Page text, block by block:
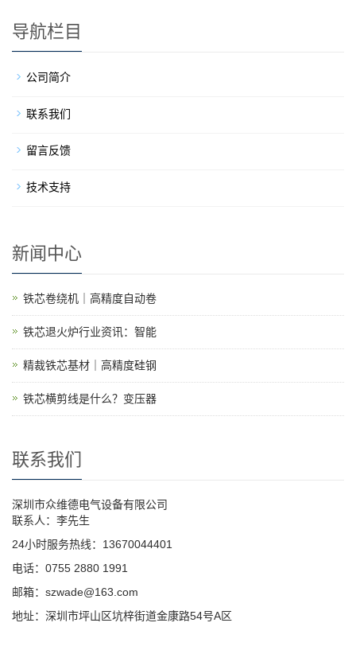
导航栏目
公司简介
联系我们
留言反馈
技术支持
新闻中心
铁芯卷绕机｜高精度自动卷
铁芯退火炉行业资讯：智能
精裁铁芯基材｜高精度硅钢
铁芯横剪线是什么？变压器
联系我们
深圳市众维德电气设备有限公司
联系人：李先生
24小时服务热线：13670044401
电话：0755 2880 1991
邮箱：szwade@163.com
地址：深圳市坪山区坑梓街道金康路54号A区